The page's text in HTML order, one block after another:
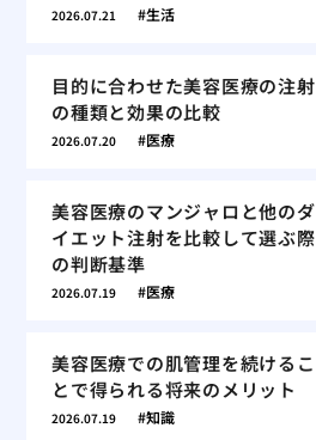
2026.07.21 生活
目的に合わせた美容医療の注射
の種類と効果の比較
2026.07.20 医療
美容医療のマンジャロと他のダ
イエット注射を比較して選ぶ際
の判断基準
2026.07.19 医療
美容医療での肌管理を続けるこ
とで得られる将来のメリット
2026.07.19 知識